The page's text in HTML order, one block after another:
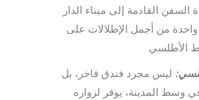
القادمة إلى ميناء الدار
واحدة من أجمل الإطلالات على
الأطلسي
ليس مجرد فندق فاخر، بل
وسط المدينة، يوفر لزواره